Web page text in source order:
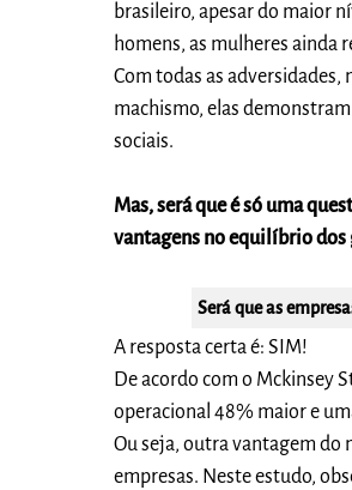
brasileiro, apesar do maior
homens, as mulheres ainda
Com todas as
machismo, elas
sociais.
Mas, será que é só uma
vantagens no equilíbrio dos
Será que as
A resposta certa é: SIM!
De acordo com o Mckinsey
operacional 48% maior e
Ou seja, outra vantagem do
empresas. Neste estudo,